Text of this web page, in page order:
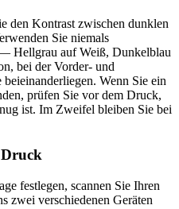
den Kontrast zwischen dunklen
Sie niemals
Hellgrau auf Weiß, Dunkelblau
bei der Vorder- und
Wenn Sie ein
prüfen Sie vor dem Druck,
ist. Im Zweifel bleiben Sie bei
festlegen, scannen Sie Ihren
zwei verschiedenen Geräten